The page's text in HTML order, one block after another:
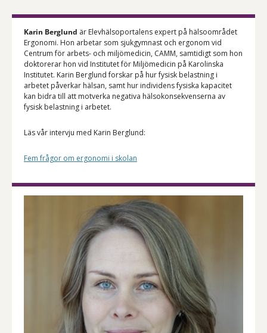
Karin Berglund är Elevhälsoportalens expert på hälsoområdet
Ergonomi. Hon arbetar som sjukgymnast och ergonom vid
Centrum för arbets- och miljömedicin, CAMM, samtidigt som hon
doktorerar hon vid Institutet för Miljömedicin på Karolinska
Institutet. Karin Berglund forskar på hur fysisk belastning i
arbetet påverkar hälsan, samt hur individens fysiska kapacitet
kan bidra till att motverka negativa hälsokonsekvenserna av
fysisk belastning i arbetet.
Läs vår intervju med Karin Berglund:
Fem frågor om ergonomi i skolan